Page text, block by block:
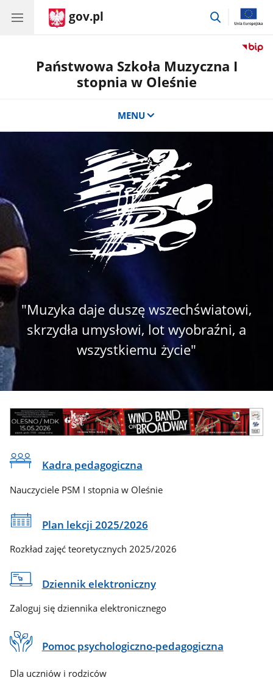
gov.pl
przejdź
Państwowa Szkoła Muzyczna I
stopnia w Oleśnie
MENU
"Muzyka daje duszę wszechświatowi,
skrzydła umysłowi, lot wyobraźni, a
wszystkiemu życie"
CSS
do
sekcji
Baner
reklamowy
Na
Kadra pedagogiczna
Nauczyciele PSM I stopnia w Oleśnie
Plan lekcji 2025/2026
Rozkład zajęć teoretycznych 2025/2026
Dziennik elektroniczny
Zaloguj się dziennika elektronicznego
Pomoc psychologiczno-pedagogiczna
Dla uczniów i rodziców